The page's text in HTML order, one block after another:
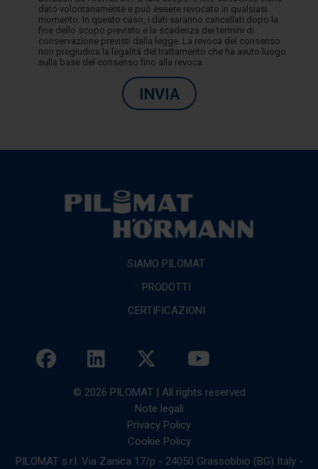
dato volontariamente e può essere revocato in qualsiasi
momento. In questo caso, i dati saranno cancellati dopo la
fine dello scopo previsto e la scadenza dei termini di
conservazione previsti dalla legge. La revoca del consenso
non pregiudica la legalità del trattamento che ha avuto luogo
sulla base del consenso fino alla revoca.
INVIA
SIAMO PILOMAT
PRODOTTI
CERTIFICAZIONI
© 2026 PILOMAT | All rights reserved
Note legali
Privacy Policy
Cookie Policy
PILOMAT s.r.l. Via Zanica 17/p - 24050 Grassobbio (BG) Italy -